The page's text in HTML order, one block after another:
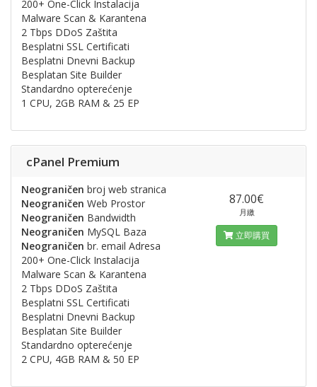
200+ One-Click Instalacija
Malware Scan & Karantena
2 Tbps DDoS Zaštita
Besplatni SSL Certificati
Besplatni Dnevni Backup
Besplatan Site Builder
Standardno opterećenje
1 CPU, 2GB RAM & 25 EP
cPanel Premium
Neograničen broj web stranica
Neograničen Web Prostor
Neograničen Bandwidth
Neograničen MySQL Baza
Neograničen br. email Adresa
200+ One-Click Instalacija
Malware Scan & Karantena
2 Tbps DDoS Zaštita
Besplatni SSL Certificati
Besplatni Dnevni Backup
Besplatan Site Builder
Standardno opterećenje
2 CPU, 4GB RAM & 50 EP
87.00€
月繳
立即購買